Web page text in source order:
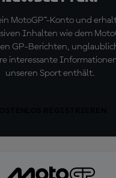
MotoGP™-Konto und
Inhalten wie dem
GP-Berichten,
interessante
unseren Sport enthält.